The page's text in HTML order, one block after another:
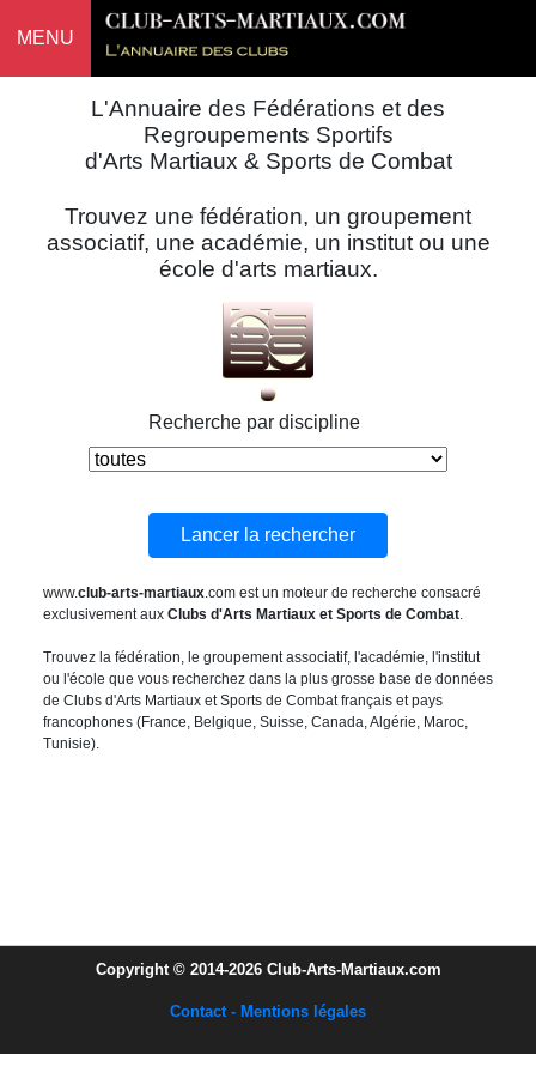
MENU
L'Annuaire des Fédérations et des
Regroupements Sportifs
d'Arts Martiaux & Sports de Combat
Trouvez une fédération, un groupement
associatif, une académie, un institut ou une
école d'arts martiaux.
Recherche par discipline
www.club-arts-martiaux.com est un moteur de recherche consacré
exclusivement aux Clubs d'Arts Martiaux et Sports de Combat.
Trouvez la fédération, le groupement associatif, l'académie, l'institut
ou l'école que vous recherchez dans la plus grosse base de données
de Clubs d'Arts Martiaux et Sports de Combat français et pays
francophones (France, Belgique, Suisse, Canada, Algérie, Maroc,
Tunisie).
Copyright © 2014-2026 Club-Arts-Martiaux.com
Contact - Mentions légales